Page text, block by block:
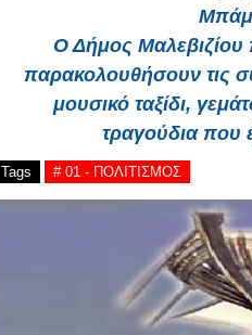
Ο Δήμος Μαλεβιζίου
παρακολουθήσουν τις
μουσικό ταξίδι,
τραγούδια που
Tags # 01 - ΠΟΛΙΤΙΣΜΟΣ